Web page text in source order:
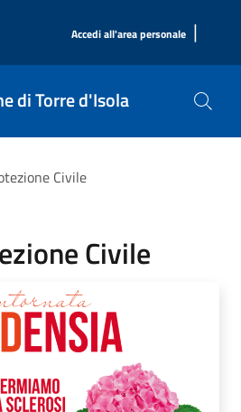
Accedi all'area personale |
di Torre d'Isola
Civile
Civile